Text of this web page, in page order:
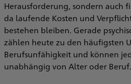
Herausforderung, sondern auch
da laufende Kosten und
bestehen bleiben. Gerade
zählen heute zu den häufigsten
Berufsunfähigkeit und können
unabhängig von Alter oder Beruf.